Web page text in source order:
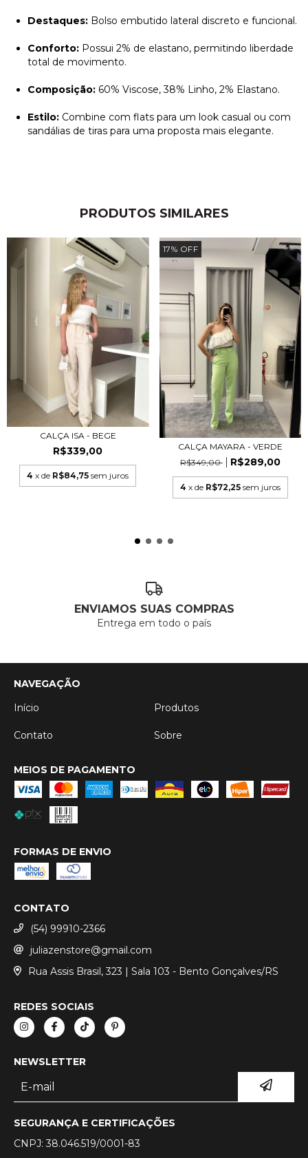
Destaques: Bolso embutido lateral discreto e funcional.
Conforto: Possui 2% de elastano, permitindo liberdade
total de movimento.
Composição: 60% Viscose, 38% Linho, 2% Elastano.
Estilo: Combine com flats para um look casual ou com
sandálias de tiras para uma proposta mais elegante.
PRODUTOS SIMILARES
CALÇA ISA - BEGE
R$339,00
4 x de R$84,75 sem juros
17% OFF
CALÇA MAYARA - VERDE
R$349,00
R$289,00
4 x de R$72,25 sem juros
ENVIAMOS SUAS COMPRAS
Entrega em todo o país
NAVEGAÇÃO
Início
Produtos
Contato Sobre
MEIOS DE PAGAMENTO
FORMAS DE ENVIO
CONTATO
(54) 99910-2366
juliazenstore@gmail.com
Rua Assis Brasil, 323 | Sala 103 - Bento Gonçalves/RS
REDES SOCIAIS
NEWSLETTER
SEGURANÇA E CERTIFICAÇÕES
CNPJ: 38.046.519/0001-83